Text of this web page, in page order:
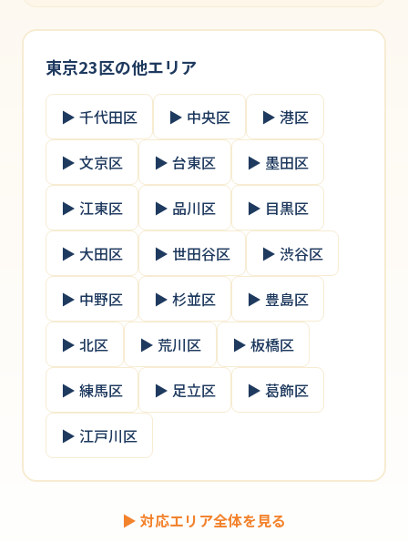
東京23区の他エリア
▶ 千代田区 ▶ 中央区 ▶ 港区
▶ 文京区 ▶ 台東区 ▶ 墨田区
▶ 江東区 ▶ 品川区 ▶ 目黒区
▶ 大田区 ▶ 世田谷区 ▶ 渋谷区
▶ 中野区 ▶ 杉並区 ▶ 豊島区
▶ 北区 ▶ 荒川区 ▶ 板橋区
▶ 練馬区 ▶ 足立区 ▶ 葛飾区
▶ 江戸川区
▶ 対応エリア全体を見る